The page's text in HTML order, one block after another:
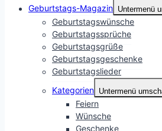
Geburtstags-Magazin Untermenü
Geburtstagswünsche
Geburtstagssprüche
Geburtstagsgrüße
Geburtstagsgeschenke
Geburtstagslieder
Kategorien Untermenü
Feiern
Wünsche
Geschenke